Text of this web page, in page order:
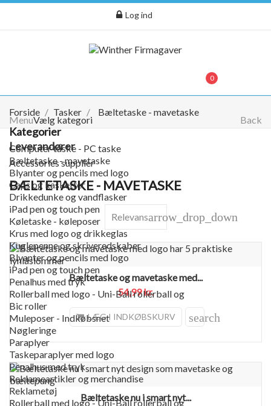
Log ind
0
Menu Back
Vælg kategori
Kategorier
Computer taske - PC taske
Bæltetaske - mavetaske
Blyanter og pencils med logo
Caps og kasketter
Drikkedunke og vandflasker
iPad pen og touch pen
Køletaske - køleposer
Krus med logo og drikkeglas
Kuglepenne og skriveredskaber
Blyanter og pencils med logo
iPad pen og touch pen
Penalhus med tryk
Rollerball med logo - Uni-Ball rollerball og
Bic roller
Muleposer - Indkøbsnet
Nøgleringe
Paraplyer
Taskeparaplyer med logo
Penalhus med tryk
Reklameartikler og merchandise
Reklametøj
Rollerball med logo - Uni-Ball rollerball og
Forside Tasker Bæltetaske - mavetaske
Leverandører
Accessories supplier
BÆLTETASKE - MAVETASKE
Relevansarrow_drop_down
Bæltetaske og mavetaske med...
54,99 kr.
LÆG I INDKØBSKURV search
Bæltetaske nu i smart nyt...